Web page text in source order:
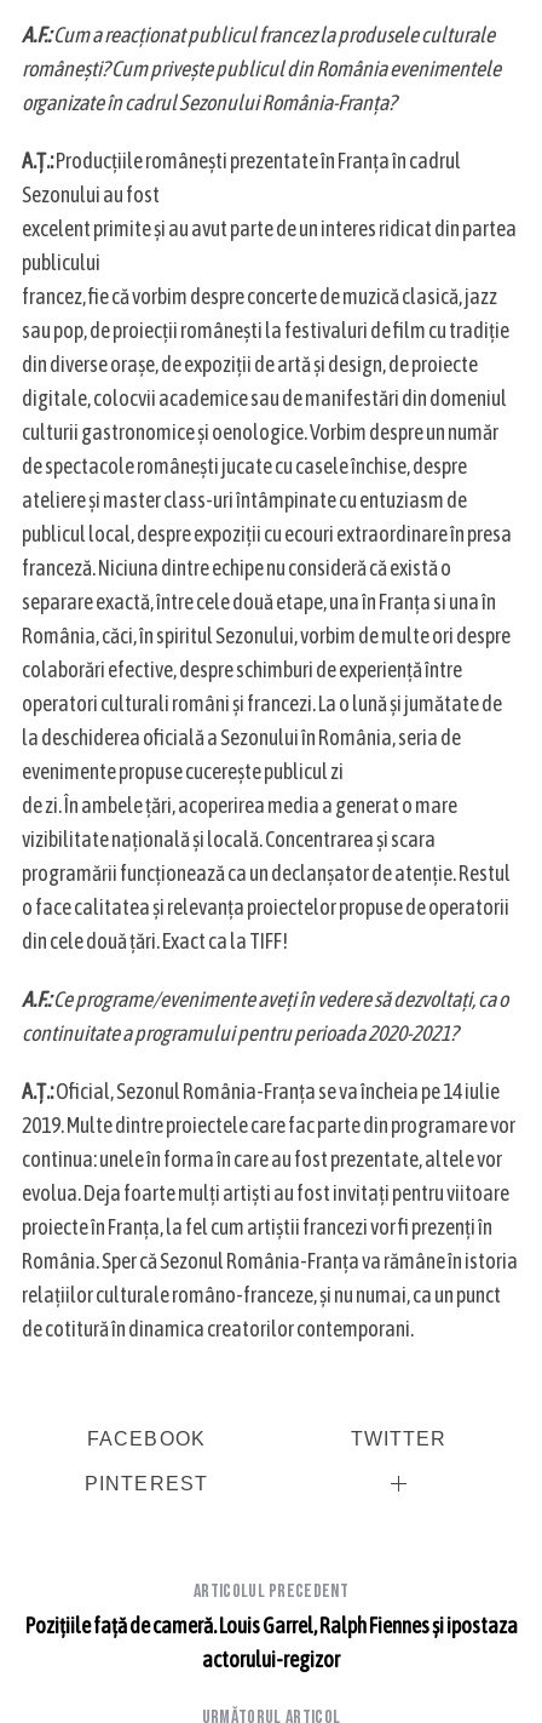
A.F.:Cum a reacționat publicul francez la produsele culturale
românești? Cum privește publicul din România evenimentele
organizate în cadrul Sezonului România-Franța?
A.Ț.:Producțiile românești prezentate în Franța în cadrul
Sezonului au fost
excelent primite și au avut parte de un interes ridicat din partea
publicului
francez, fie că vorbim despre concerte de muzică clasică, jazz
sau pop, de proiecții românești la festivaluri de film cu tradiție
din diverse orașe, de expoziții de artă și design, de proiecte
digitale, colocvii academice sau de manifestări din domeniul
culturii gastronomice și oenologice. Vorbim despre un număr
de spectacole românești jucate cu casele închise, despre
ateliere și master class-uri întâmpinate cu entuziasm de
publicul local, despre expoziții cu ecouri extraordinare în presa
franceză. Niciuna dintre echipe nu consideră că există o
separare exactă, între cele două etape, una în Franța si una în
România, căci, în spiritul Sezonului, vorbim de multe ori despre
colaborări efective, despre schimburi de experiență între
operatori culturali români și francezi. La o lună și jumătate de
la deschiderea oficială a Sezonului în România, seria de
evenimente propuse cucerește publicul zi
de zi. În ambele țări, acoperirea media a generat o mare
vizibilitate națională și locală. Concentrarea și scara
programării funcționează ca un declanșator de atenție. Restul
o face calitatea și relevanța proiectelor propuse de operatorii
din cele două țări. Exact ca la TIFF!
A.F.:Ce programe/evenimente aveți în vedere să dezvoltați, ca o
continuitate a programului pentru perioada 2020-2021?
A.Ț.:Oficial, Sezonul România-Franța se va încheia pe 14 iulie
2019. Multe dintre proiectele care fac parte din programare vor
continua: unele în forma în care au fost prezentate, altele vor
evolua. Deja foarte mulți artiști au fost invitați pentru viitoare
proiecte în Franța, la fel cum artiștii francezi vor fi prezenți în
România. Sper că Sezonul România-Franța va rămâne în istoria
relațiilor culturale româno-franceze, și nu numai, ca un punct
de cotitură în dinamica creatorilor contemporani.
FACEBOOK TWITTER
PINTEREST
Articolul precedent
Pozițiile față de cameră. Louis Garrel, Ralph Fiennes și ipostaza
actorului-regizor
Următorul articol